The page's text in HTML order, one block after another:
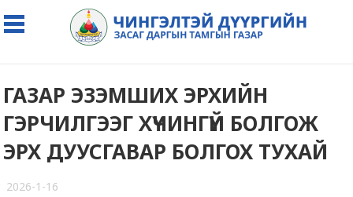
ГАЗАР ЭЗЭМШИХ ЭРХИЙН
ГЭРЧИЛГЭЭГ ХҮЧИНГҮЙ БОЛГОЖ
ЭРХ ДУУСГАВАР БОЛГОХ ТУХАЙ
2026-1-16